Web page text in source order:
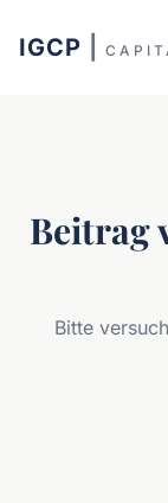
IGCP
Beitrag
Bitte